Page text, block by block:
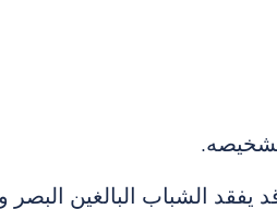
يفقد الشباب البالغين